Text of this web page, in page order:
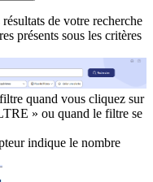
de votre recherche
présents sous les critères
quand vous cliquez sur
» ou quand le filtre se
indique le nombre